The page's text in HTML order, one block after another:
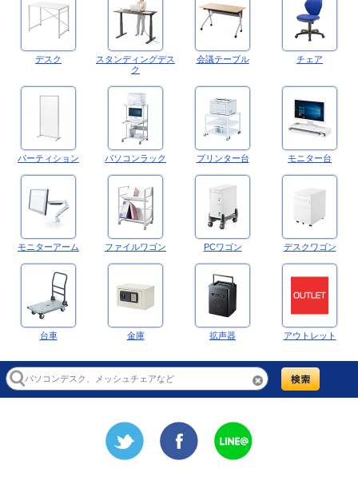
デスク
スタンディングデス
ク
会議テーブル チェア
パーティション パソコンラック プリンター台 モニター台
モニターアーム ファイルワゴン PCワゴン デスクワゴン
台車 金庫 拡声器 アウトレット